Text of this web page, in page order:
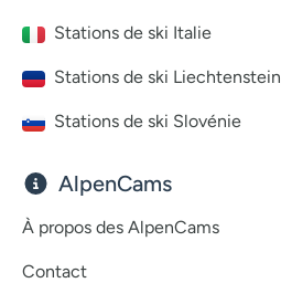
Stations de ski Italie
Stations de ski Liechtenstein
Stations de ski Slovénie
AlpenCams
À propos des AlpenCams
Contact